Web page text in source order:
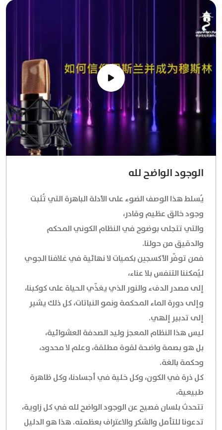
الوجود الواضح لله
يُسلط هذا الوصف الضوء على الأدلة الباهرة التي تُثبت
وجود خالق عظيم وقادر،
والتي تتجلى بوضوح في النظام الكوني المحكم
والدقيق من حولنا.
فمن توفّر الأكسجين بكميات لا نهائية في غلافنا الجوي
ليُمكننا التنفس بلا عناء،
إلى مصدر الدفء والنور الذي يغذّي الحياة على كوكبنا،
وإلى دورة الماء المحكمة ونمو النباتات، كل ذلك يشير
إلى تدبير إلهي.
ليس هذا النظام المعجز وليد الصدفة العشوائية،
بل هو بصمة واضحة لقوة مطلقة، وعلم لا محدود،
وحكمة بالغة.
كل ذرة في الكون، وكل خلية في أجسادنا، وكل ظاهرة
طبيعية،
تتحدث بلسان فصيح عن الوجود الواضح لله في كل زاوية،
تدعونا للتأمل والشكر والاعتراف بعظمته. هذا هو الدليل